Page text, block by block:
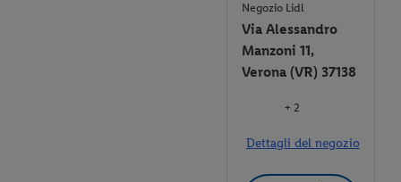
Negozio Lidl
Via Alessandro
Manzoni 11,
Verona (VR) 37138
+ 2
Dettagli del negozio